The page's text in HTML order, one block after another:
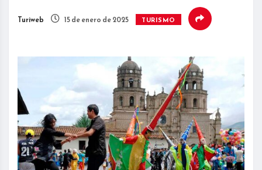
Turiweb 15 de enero de 2025 TURISMO